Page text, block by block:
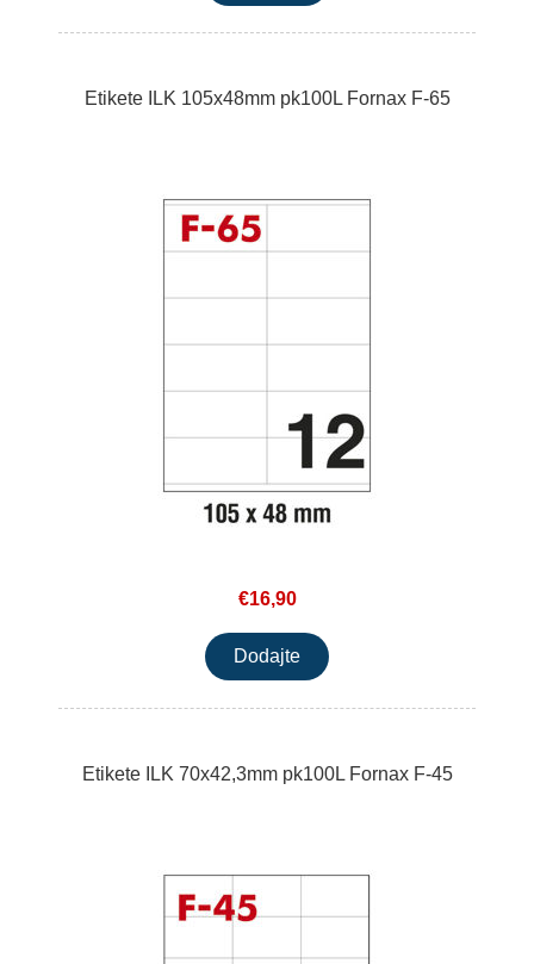
Etikete ILK 105x48mm pk100L Fornax F-65
€16,90
Etikete ILK 70x42,3mm pk100L Fornax F-45